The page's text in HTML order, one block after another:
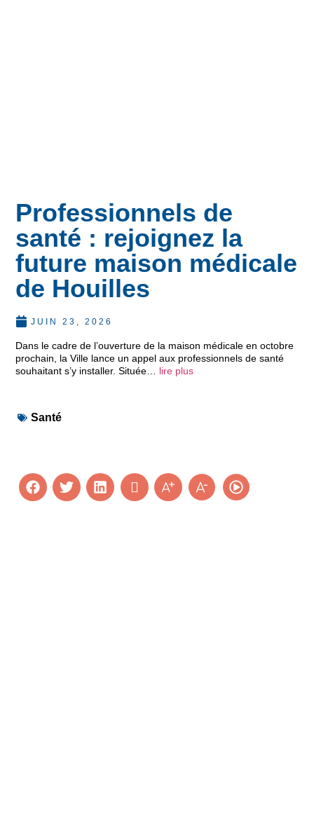
Professionnels de
santé : rejoignez la
future maison médicale
de Houilles
JUIN 23, 2026
Dans le cadre de l’ouverture de la maison médicale en octobre
prochain, la Ville lance un appel aux professionnels de santé
souhaitant s’y installer. Située… lire plus
Santé